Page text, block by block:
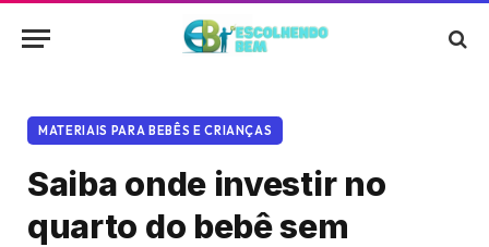
MATERIAIS PARA BEBÊS E CRIANÇAS
Saiba onde investir no
quarto do bebê sem